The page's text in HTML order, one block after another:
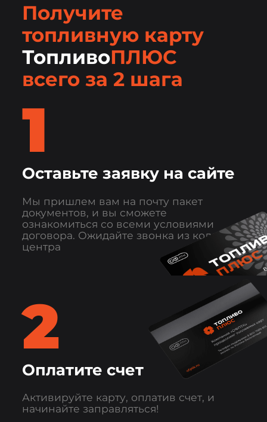
Получите
топливную карту
ТопливоПЛЮС
всего за 2 шага
1
Оставьте заявку на сайте
Мы пришлем вам на почту пакет
документов, и вы сможете
ознакомиться со всеми условиями
договора. Ожидайте звонка из колл-
центра
2
Оплатите счет
Активируйте карту, оплатив счет, и
начинайте заправляться!